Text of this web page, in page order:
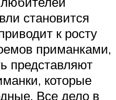
становится
к росту
приманками,
представляют
которые
Все дело в